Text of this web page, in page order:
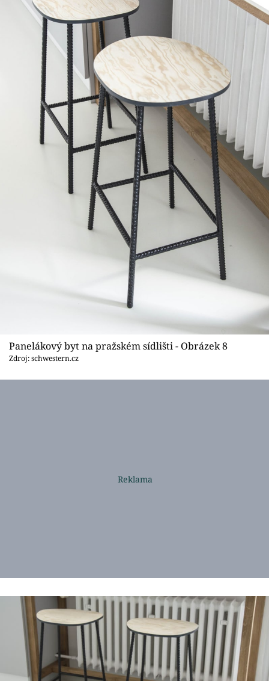
Panelákový byt na pražském sídlišti - Obrázek 8
Zdroj: schwestern.cz